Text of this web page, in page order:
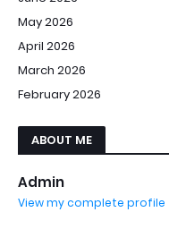
May 2026
April 2026
March 2026
February 2026
ABOUT ME
Admin
View my complete profile